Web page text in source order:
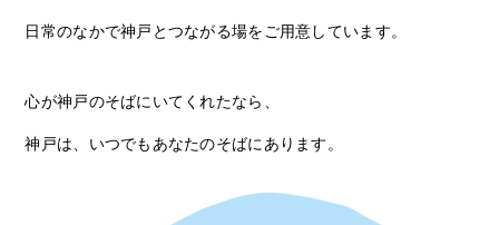
日常のなかで神戸とつながる場をご用意しています。
心が神戸のそばにいてくれたなら、
神戸は、いつでもあなたのそばにあります。